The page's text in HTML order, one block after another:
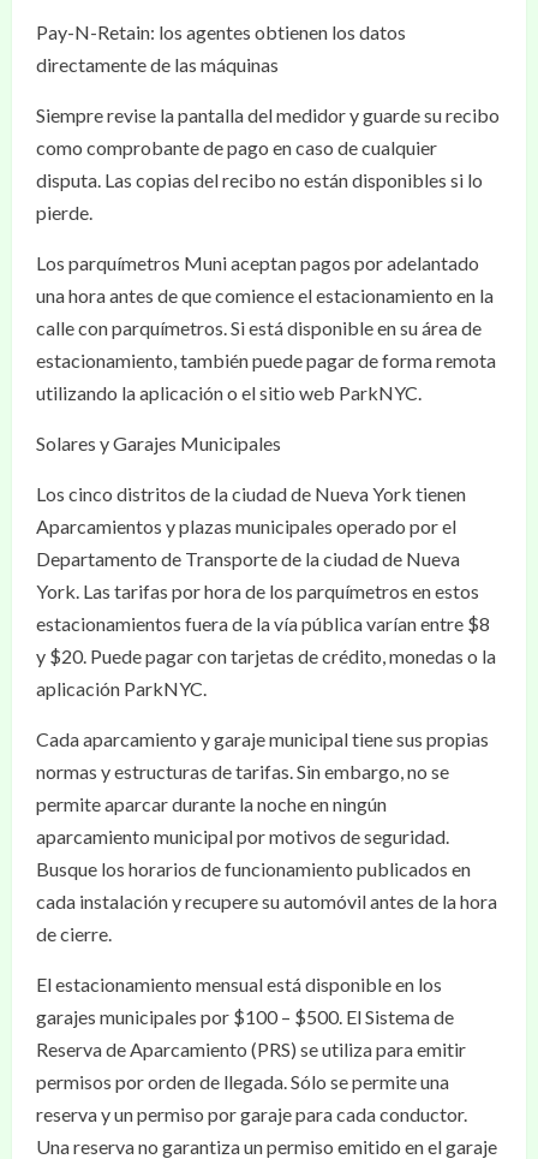
Pay-N-Retain: los agentes obtienen los datos
directamente de las máquinas
Siempre revise la pantalla del medidor y guarde su recibo
como comprobante de pago en caso de cualquier
disputa. Las copias del recibo no están disponibles si lo
pierde.
Los parquímetros Muni aceptan pagos por adelantado
una hora antes de que comience el estacionamiento en la
calle con parquímetros. Si está disponible en su área de
estacionamiento, también puede pagar de forma remota
utilizando la aplicación o el sitio web ParkNYC.
Solares y Garajes Municipales
Los cinco distritos de la ciudad de Nueva York tienen
Aparcamientos y plazas municipales operado por el
Departamento de Transporte de la ciudad de Nueva
York. Las tarifas por hora de los parquímetros en estos
estacionamientos fuera de la vía pública varían entre $8
y $20. Puede pagar con tarjetas de crédito, monedas o la
aplicación ParkNYC.
Cada aparcamiento y garaje municipal tiene sus propias
normas y estructuras de tarifas. Sin embargo, no se
permite aparcar durante la noche en ningún
aparcamiento municipal por motivos de seguridad.
Busque los horarios de funcionamiento publicados en
cada instalación y recupere su automóvil antes de la hora
de cierre.
El estacionamiento mensual está disponible en los
garajes municipales por $100 – $500. El Sistema de
Reserva de Aparcamiento (PRS) se utiliza para emitir
permisos por orden de llegada. Sólo se permite una
reserva y un permiso por garaje para cada conductor.
Una reserva no garantiza un permiso emitido en el garaje